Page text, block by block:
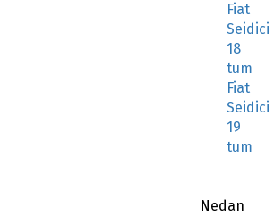
Fiat
Seidici
18
tum
Fiat
Seidici
19
tum
Nedan